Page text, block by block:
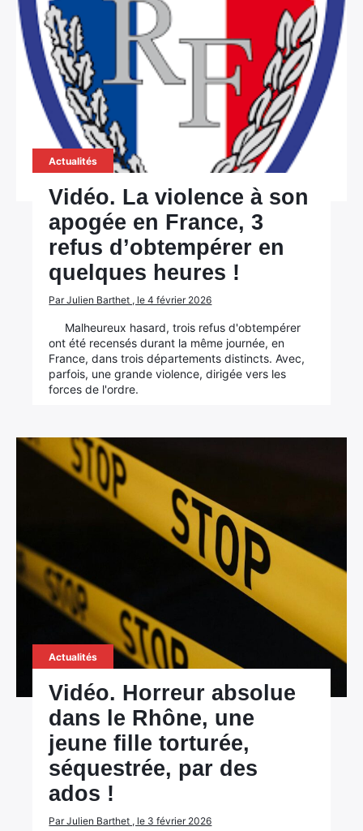
Actualités
Vidéo. La violence à son
apogée en France, 3
refus d’obtempérer en
quelques heures !
Par Julien Barthet , le 4 février 2026
Malheureux hasard, trois refus d'obtempérer
ont été recensés durant la même journée, en
France, dans trois départements distincts. Avec,
parfois, une grande violence, dirigée vers les
forces de l'ordre.
Actualités
Vidéo. Horreur absolue
dans le Rhône, une
jeune fille torturée,
séquestrée, par des
ados !
Par Julien Barthet , le 3 février 2026